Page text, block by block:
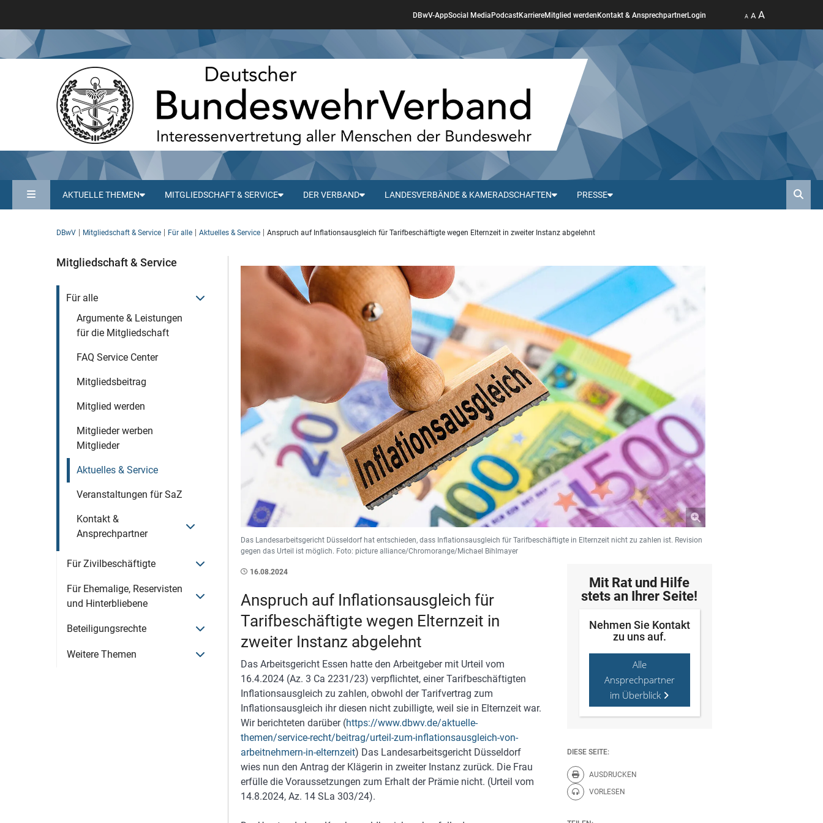
DBwV-AppSocial Media PodcastKarriereMitglied werden Kontakt & AnsprechpartnerLogin A A A
AKTUELLE THEMEN MITGLIEDSCHAFT & SERVICE DER VERBAND LANDESVERBÄNDE & KAMERADSCHAFTEN PRESSE
DBwV Mitgliedschaft & Service Für alle Aktuelles & Service Anspruch auf Inflationsausgleich für Tarifbeschäftigte wegen Elternzeit in zweiter Instanz abgelehnt
Mitgliedschaft & Service
Für alle
Argumente & Leistungen
für die Mitgliedschaft
FAQ Service Center
Mitgliedsbeitrag
Mitglied werden
Mitglieder werben
Mitglieder
Aktuelles & Service
Veranstaltungen für SaZ
Kontakt &
Ansprechpartner
Menü öffnen
Für Zivilbeschäftigte
Für Ehemalige, Reservisten
und Hinterbliebene
Menü öffnen
Beteiligungsrechte Menü öffnen
Weitere Themen
Das Landesarbeitsgericht Düsseldorf hat entschieden, dass Inflationsausgleich für Tarifbeschäftigte in Elternzeit nicht zu zahlen ist. Revision
gegen das Urteil ist möglich. Foto: picture alliance/Chromorange/Michael Bihlmayer
16.08.2024
Anspruch auf Inflationsausgleich für
Tarifbeschäftigte wegen Elternzeit in
zweiter Instanz abgelehnt
Das Arbeitsgericht Essen hatte den Arbeitgeber mit Urteil vom
16.4.2024 (Az. 3 Ca 2231/23) verpflichtet, einer Tarifbeschäftigten
Inflationsausgleich zu zahlen, obwohl der Tarifvertrag zum
Inflationsausgleich ihr diesen nicht zubilligte, weil sie in Elternzeit war.
Wir berichteten darüber (https://www.dbwv.de/aktuelle-
themen/service-recht/beitrag/urteil-zum-inflationsausgleich-von-
arbeitnehmern-in-elternzeit) Das Landesarbeitsgericht Düsseldorf
wies nun den Antrag der Klägerin in zweiter Instanz zurück. Die Frau
erfülle die Voraussetzungen zum Erhalt der Prämie nicht. (Urteil vom
14.8.2024, Az. 14 SLa 303/24).
Mit Rat und Hilfe
stets an Ihrer Seite!
Nehmen Sie Kontakt
zu uns auf.
Alle
Ansprechpartner
im Überblick
DIESE SEITE:
AUSDRUCKEN
Diese Seite drucken.
VORLESEN
Diese Seite vorlesen.